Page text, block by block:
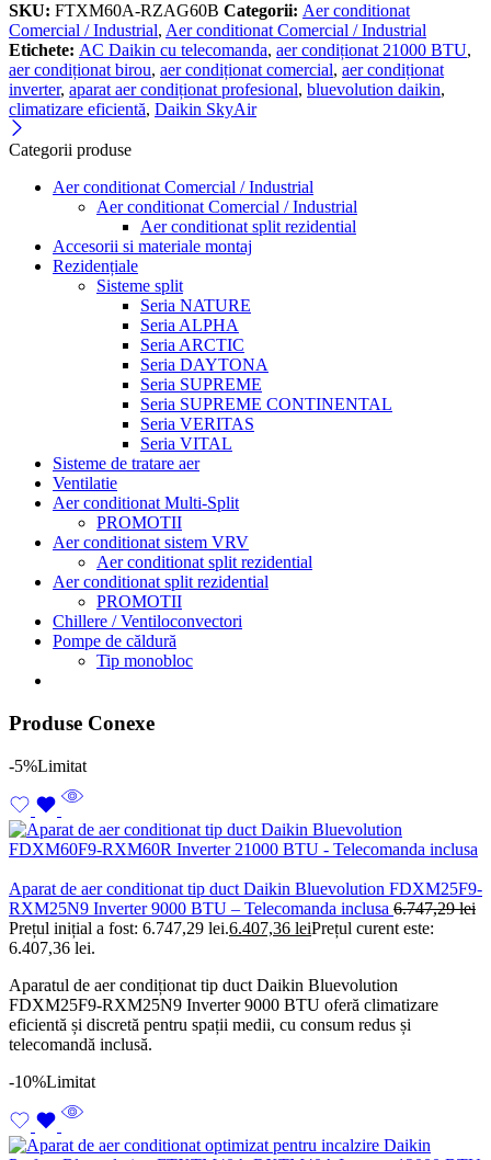
SKU: FTXM60A-RZAG60B Categorii: Aer conditionat
Comercial / Industrial, Aer conditionat Comercial / Industrial
Etichete: AC Daikin cu telecomanda, aer condiționat 21000 BTU,
aer condiționat birou, aer condiționat comercial, aer condiționat
inverter, aparat aer condiționat profesional, bluevolution daikin,
climatizare eficientă, Daikin SkyAir
Categorii produse
Aer conditionat Comercial / Industrial
Aer conditionat Comercial / Industrial
Aer conditionat split rezidential
Accesorii si materiale montaj
Rezidențiale
Sisteme split
Seria NATURE
Seria ALPHA
Seria ARCTIC
Seria DAYTONA
Seria SUPREME
Seria SUPREME CONTINENTAL
Seria VERITAS
Seria VITAL
Sisteme de tratare aer
Ventilatie
Aer conditionat Multi-Split
PROMOTII
Aer conditionat sistem VRV
Aer conditionat split rezidential
Aer conditionat split rezidential
PROMOTII
Chillere / Ventiloconvectori
Pompe de căldură
Tip monobloc
Produse Conexe
-5%Limitat
Aparat de aer conditionat tip duct Daikin Bluevolution FDXM25F9-
RXM25N9 Inverter 9000 BTU – Telecomanda inclusa 6.747,29lei
Prețul inițial a fost: 6.747,29 lei.6.407,36 leiPrețul curent este:
6.407,36 lei.
Aparatul de aer condiționat tip duct Daikin Bluevolution
FDXM25F9-RXM25N9 Inverter 9000 BTU oferă climatizare
eficientă și discretă pentru spații medii, cu consum redus și
telecomandă inclusă.
-10%Limitat